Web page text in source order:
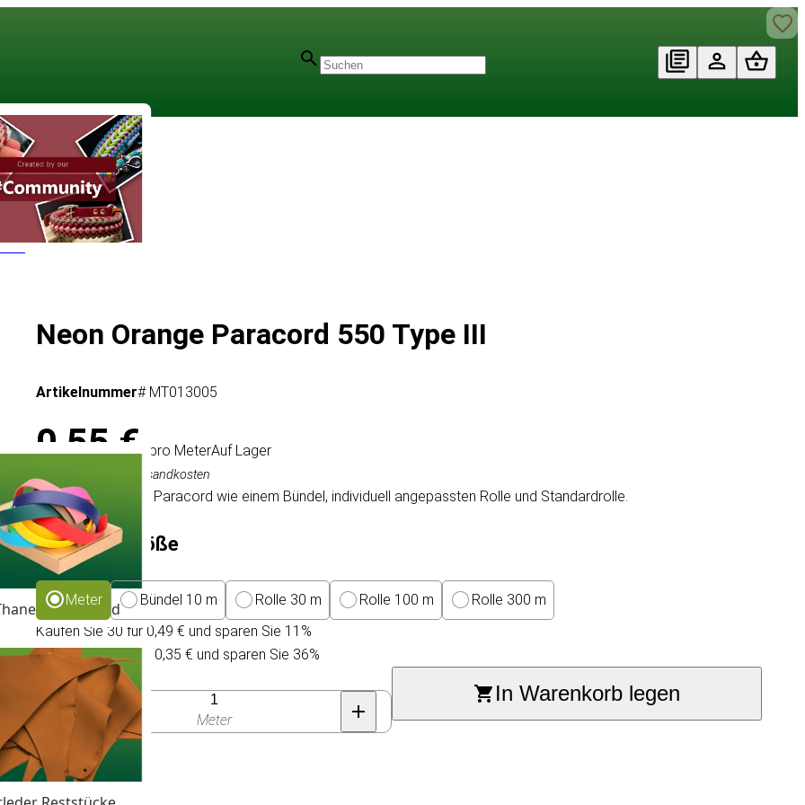
& Gurtband
Neon Orange Paracord 550 Type III
Artikelnummer# MT013005
0,55 €/ pro MeterAuf Lager
Inkl. MwSt., exkl. Versandkosten
Wir liefern unseren Paracord wie einem Bündel, individuell angepassten Rolle und Standardrolle.
Packungsgröße
Meter Bündel 10 m Rolle 30 m Rolle 100 m
Rolle 300 m
Kaufen Sie 30 für 0,49 € und sparen Sie 11%
Kaufen Sie 300 für 0,35 € und sparen Sie 36%
Anzahl
Meter
In Warenkorb legen